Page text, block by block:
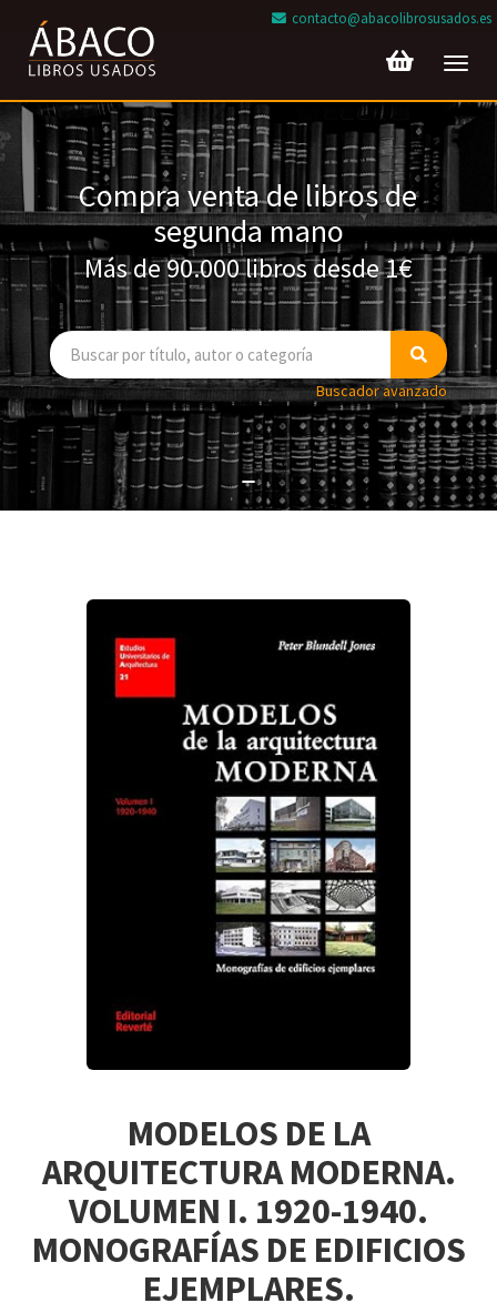
contacto@abacolibrosusados.es
Compra venta de libros de
segunda mano
Más de 90.000 libros desde 1€
Buscador avanzado
MODELOS DE LA
ARQUITECTURA MODERNA.
VOLUMEN I. 1920-1940.
MONOGRAFÍAS DE EDIFICIOS
EJEMPLARES.